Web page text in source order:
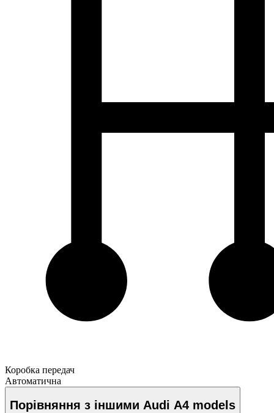
Коробка передач
Автоматична
Порівняння з іншими Audi A4 models